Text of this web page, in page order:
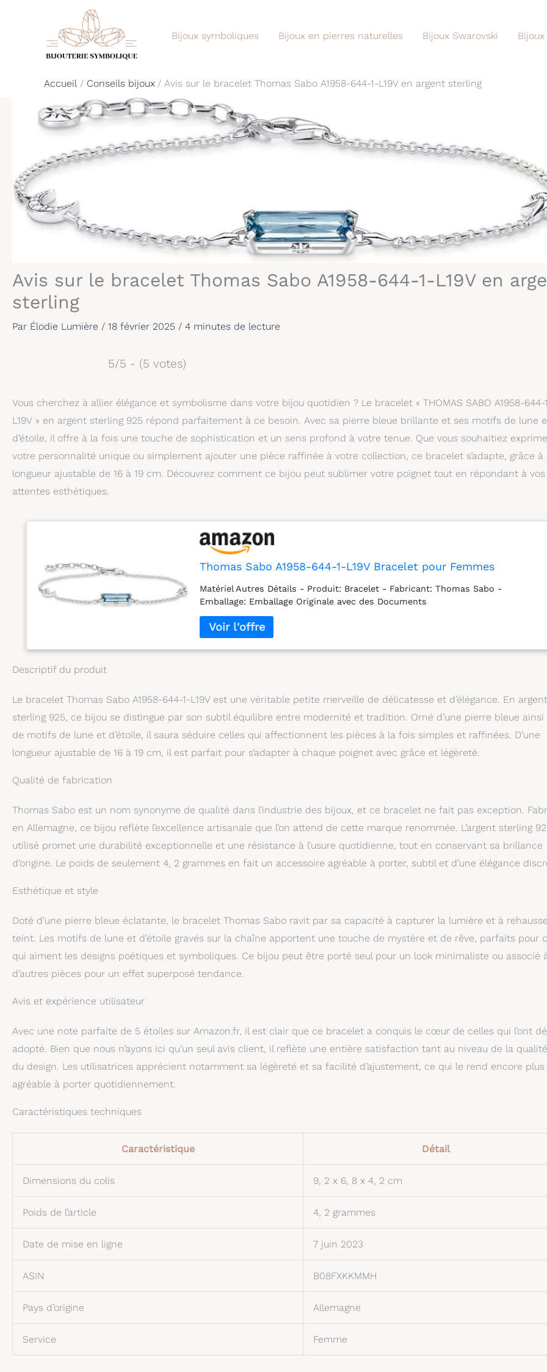
Bijoux symboliques Bijoux en pierres naturelles Bijoux Swarovski Bijoux
Accueil Conseils bijoux Avis sur le bracelet Thomas Sabo A1958-644-1-L19V en argent sterling
Avis sur le bracelet Thomas Sabo A1958-644-1-L19V en
sterling
Par Élodie Lumière / 18 février 2025 / 4 minutes de lecture
5/5 - (5 votes)
Vous cherchez à allier élégance et symbolisme dans votre bijou quotidien ? Le bracelet « THOMAS SABO A1958-644-
L19V » en argent sterling 925 répond parfaitement à ce besoin. Avec sa pierre bleue brillante et ses motifs de lune
d’étoile, il offre à la fois une touche de sophistication et un sens profond à votre tenue. Que vous souhaitiez
votre personnalité unique ou simplement ajouter une pièce raffinée à votre collection, ce bracelet s’adapte, grâce à
longueur ajustable de 16 à 19 cm. Découvrez comment ce bijou peut sublimer votre poignet tout en répondant à vos
attentes esthétiques.
Thomas Sabo A1958-644-1-L19V Bracelet pour Femmes
Matériel Autres Détails - Produit: Bracelet - Fabricant: Thomas Sabo -
Emballage: Emballage Originale avec des Documents
Descriptif du produit
Le bracelet Thomas Sabo A1958-644-1-L19V est une véritable petite merveille de délicatesse et d’élégance. En argent
sterling 925, ce bijou se distingue par son subtil équilibre entre modernité et tradition. Orné d’une pierre bleue ainsi
de motifs de lune et d’étoile, il saura séduire celles qui affectionnent les pièces à la fois simples et raffinées. D’une
longueur ajustable de 16 à 19 cm, il est parfait pour s’adapter à chaque poignet avec grâce et légèreté.
Qualité de fabrication
Thomas Sabo est un nom synonyme de qualité dans l’industrie des bijoux, et ce bracelet ne fait pas exception.
en Allemagne, ce bijou reflète l’excellence artisanale que l’on attend de cette marque renommée. L’argent sterling
utilisé promet une durabilité exceptionnelle et une résistance à l’usure quotidienne, tout en conservant sa brillance
d’origine. Le poids de seulement 4, 2 grammes en fait un accessoire agréable à porter, subtil et d’une élégance
Esthétique et style
Doté d’une pierre bleue éclatante, le bracelet Thomas Sabo ravit par sa capacité à capturer la lumière et à
teint. Les motifs de lune et d’étoile gravés sur la chaîne apportent une touche de mystère et de rêve, parfaits pour
qui aiment les designs poétiques et symboliques. Ce bijou peut être porté seul pour un look minimaliste ou associé à
d’autres pièces pour un effet superposé tendance.
Avis et expérience utilisateur
Avec une note parfaite de 5 étoiles sur Amazon.fr, il est clair que ce bracelet a conquis le cœur de celles qui l’ont
adopté. Bien que nous n’ayons ici qu’un seul avis client, il reflète une entière satisfaction tant au niveau de la
du design. Les utilisatrices apprécient notamment sa légèreté et sa facilité d’ajustement, ce qui le rend encore plus
agréable à porter quotidiennement.
Caractéristiques techniques
Caractéristique Détail
Dimensions du colis 9, 2 x 6, 8 x 4, 2 cm
Poids de l’article 4, 2 grammes
Date de mise en ligne 7 juin 2023
ASIN B08FXKKMMH
Pays d’origine Allemagne
Service Femme